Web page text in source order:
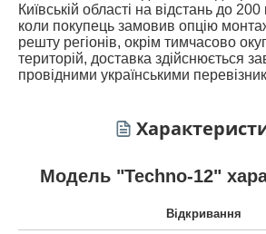
Київській області на відстань до
коли покупець замовив опцію
решту регіонів, окрім тимчасово
територій, доставка здійснюється
провідними українськими
Модель "Techno-12"
Відкривання